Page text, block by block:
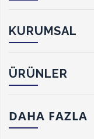
KURUMSAL
ÜRÜNLER
DAHA FAZLA